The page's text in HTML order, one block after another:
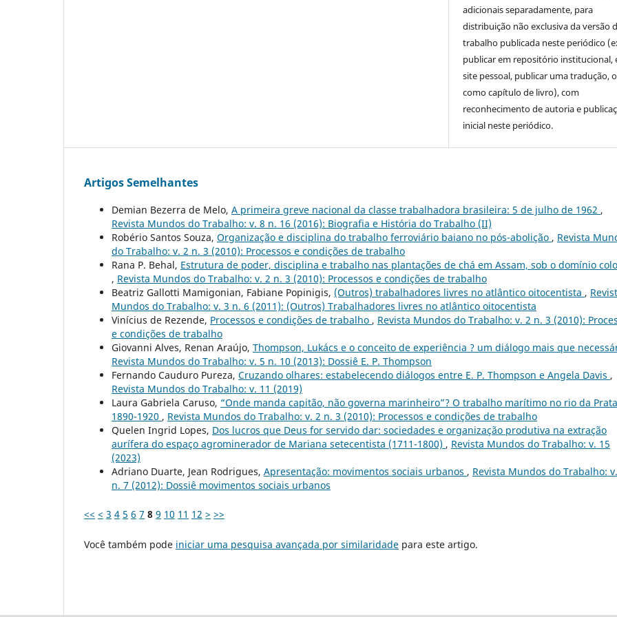
adicionais separadamente, para
distribuição não exclusiva da versão
trabalho publicada neste periódico
publicar em repositório institucional,
site pessoal, publicar uma tradução,
como capítulo de livro), com
reconhecimento de autoria e
inicial neste periódico.
Artigos Semelhantes
Demian Bezerra de Melo, A primeira greve nacional da classe trabalhadora brasileira: 5 de julho de 1962 ,
Revista Mundos do Trabalho: v. 8 n. 16 (2016): Biografia e História do Trabalho (II)
Robério Santos Souza, Organização e disciplina do trabalho ferroviário baiano no pós-abolição , Revista
do Trabalho: v. 2 n. 3 (2010): Processos e condições de trabalho
Rana P. Behal, Estrutura de poder, disciplina e trabalho nas plantações de chá em Assam, sob o domínio
, Revista Mundos do Trabalho: v. 2 n. 3 (2010): Processos e condições de trabalho
Beatriz Gallotti Mamigonian, Fabiane Popinigis, (Outros) trabalhadores livres no atlântico oitocentista ,
Mundos do Trabalho: v. 3 n. 6 (2011): (Outros) Trabalhadores livres no atlântico oitocentista
Vinícius de Rezende, Processos e condições de trabalho , Revista Mundos do Trabalho: v. 2 n. 3 (2010):
e condições de trabalho
Giovanni Alves, Renan Araújo, Thompson, Lukács e o conceito de experiência ? um diálogo mais que
Revista Mundos do Trabalho: v. 5 n. 10 (2013): Dossiê E. P. Thompson
Fernando Cauduro Pureza, Cruzando olhares: estabelecendo diálogos entre E. P. Thompson e Angela Davis ,
Revista Mundos do Trabalho: v. 11 (2019)
Laura Gabriela Caruso, “Onde manda capitão, não governa marinheiro”? O trabalho marítimo no rio da
1890-1920 , Revista Mundos do Trabalho: v. 2 n. 3 (2010): Processos e condições de trabalho
Quelen Ingrid Lopes, Dos lucros que Deus for servido dar: sociedades e organização produtiva na extração
aurífera do espaço agrominerador de Mariana setecentista (1711-1800) , Revista Mundos do Trabalho: v. 15
(2023)
Adriano Duarte, Jean Rodrigues, Apresentação: movimentos sociais urbanos , Revista Mundos do Trabalho:
n. 7 (2012): Dossiê movimentos sociais urbanos
<< < 3 4 5 6 7 8 9 10 11 12 > >>
Você também pode iniciar uma pesquisa avançada por similaridade para este artigo.